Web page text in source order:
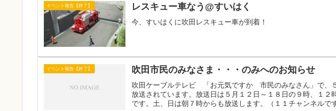
イベント報告【終了】 レスキュー車なう@すいはく
今、すいはくに吹田レスキュー車が到着！
イベント報告【終了】 吹田市民のみなさま・・・のみへのお知らせ
吹田ケーブルテレビ 「お元気ですか 市民のみなさん」で、
放送されています。放送日は５月１２日～１８日の９時、１２
です。土、日は朝７時からも放送します。（１１チャンネルで